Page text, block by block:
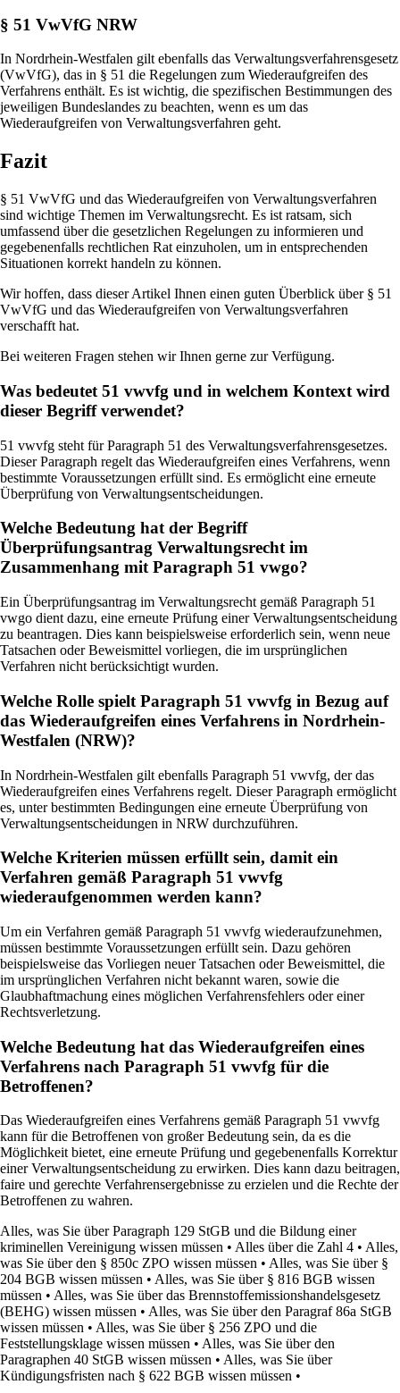
§ 51 VwVfG NRW
In Nordrhein-Westfalen gilt ebenfalls das Verwaltungsverfahrensgesetz
(VwVfG), das in § 51 die Regelungen zum Wiederaufgreifen des
Verfahrens enthält. Es ist wichtig, die spezifischen Bestimmungen des
jeweiligen Bundeslandes zu beachten, wenn es um das
Wiederaufgreifen von Verwaltungsverfahren geht.
Fazit
§ 51 VwVfG und das Wiederaufgreifen von Verwaltungsverfahren
sind wichtige Themen im Verwaltungsrecht. Es ist ratsam, sich
umfassend über die gesetzlichen Regelungen zu informieren und
gegebenenfalls rechtlichen Rat einzuholen, um in entsprechenden
Situationen korrekt handeln zu können.
Wir hoffen, dass dieser Artikel Ihnen einen guten Überblick über § 51
VwVfG und das Wiederaufgreifen von Verwaltungsverfahren
verschafft hat.
Bei weiteren Fragen stehen wir Ihnen gerne zur Verfügung.
Was bedeutet 51 vwvfg und in welchem Kontext wird
dieser Begriff verwendet?
51 vwvfg steht für Paragraph 51 des Verwaltungsverfahrensgesetzes.
Dieser Paragraph regelt das Wiederaufgreifen eines Verfahrens, wenn
bestimmte Voraussetzungen erfüllt sind. Es ermöglicht eine erneute
Überprüfung von Verwaltungsentscheidungen.
Welche Bedeutung hat der Begriff
Überprüfungsantrag Verwaltungsrecht im
Zusammenhang mit Paragraph 51 vwgo?
Ein Überprüfungsantrag im Verwaltungsrecht gemäß Paragraph 51
vwgo dient dazu, eine erneute Prüfung einer Verwaltungsentscheidung
zu beantragen. Dies kann beispielsweise erforderlich sein, wenn neue
Tatsachen oder Beweismittel vorliegen, die im ursprünglichen
Verfahren nicht berücksichtigt wurden.
Welche Rolle spielt Paragraph 51 vwvfg in Bezug auf
das Wiederaufgreifen eines Verfahrens in Nordrhein-
Westfalen (NRW)?
In Nordrhein-Westfalen gilt ebenfalls Paragraph 51 vwvfg, der das
Wiederaufgreifen eines Verfahrens regelt. Dieser Paragraph ermöglicht
es, unter bestimmten Bedingungen eine erneute Überprüfung von
Verwaltungsentscheidungen in NRW durchzuführen.
Welche Kriterien müssen erfüllt sein, damit ein
Verfahren gemäß Paragraph 51 vwvfg
wiederaufgenommen werden kann?
Um ein Verfahren gemäß Paragraph 51 vwvfg wiederaufzunehmen,
müssen bestimmte Voraussetzungen erfüllt sein. Dazu gehören
beispielsweise das Vorliegen neuer Tatsachen oder Beweismittel, die
im ursprünglichen Verfahren nicht bekannt waren, sowie die
Glaubhaftmachung eines möglichen Verfahrensfehlers oder einer
Rechtsverletzung.
Welche Bedeutung hat das Wiederaufgreifen eines
Verfahrens nach Paragraph 51 vwvfg für die
Betroffenen?
Das Wiederaufgreifen eines Verfahrens gemäß Paragraph 51 vwvfg
kann für die Betroffenen von großer Bedeutung sein, da es die
Möglichkeit bietet, eine erneute Prüfung und gegebenenfalls Korrektur
einer Verwaltungsentscheidung zu erwirken. Dies kann dazu beitragen,
faire und gerechte Verfahrensergebnisse zu erzielen und die Rechte der
Betroffenen zu wahren.
Alles, was Sie über Paragraph 129 StGB und die Bildung einer
kriminellen Vereinigung wissen müssen • Alles über die Zahl 4 • Alles,
was Sie über den § 850c ZPO wissen müssen • Alles, was Sie über §
204 BGB wissen müssen • Alles, was Sie über § 816 BGB wissen
müssen • Alles, was Sie über das Brennstoffemissionshandelsgesetz
(BEHG) wissen müssen • Alles, was Sie über den Paragraf 86a StGB
wissen müssen • Alles, was Sie über § 256 ZPO und die
Feststellungsklage wissen müssen • Alles, was Sie über den
Paragraphen 40 StGB wissen müssen • Alles, was Sie über
Kündigungsfristen nach § 622 BGB wissen müssen •